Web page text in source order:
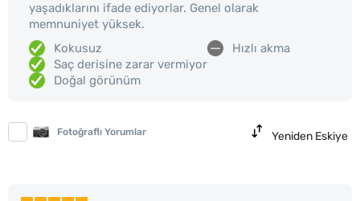
yaşadıklarını ifade ediyorlar. Genel olarak
memnuniyet yüksek.
Kokusuz
Saç derisine zarar vermiyor
Doğal görünüm
Hızlı akma
Fotoğraflı Yorumlar Yeniden Eskiye